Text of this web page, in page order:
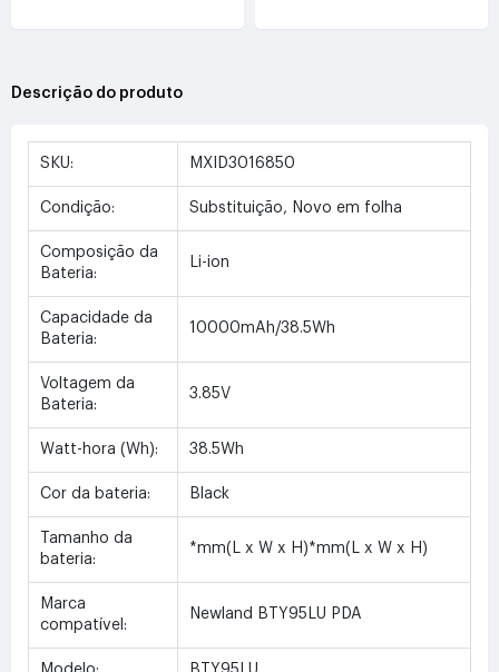
Descrição do produto
SKU: MXID3016850
Condição: Substituição, Novo em folha
Composição da
Bateria:
Li-ion
Capacidade da
Bateria:
10000mAh/38.5Wh
Voltagem da
Bateria:
3.85V
Watt-hora (Wh): 38.5Wh
Cor da bateria: Black
Tamanho da
bateria:
*mm(L x W x H)*mm(L x W x H)
Marca
compatível:
Newland BTY95LU PDA